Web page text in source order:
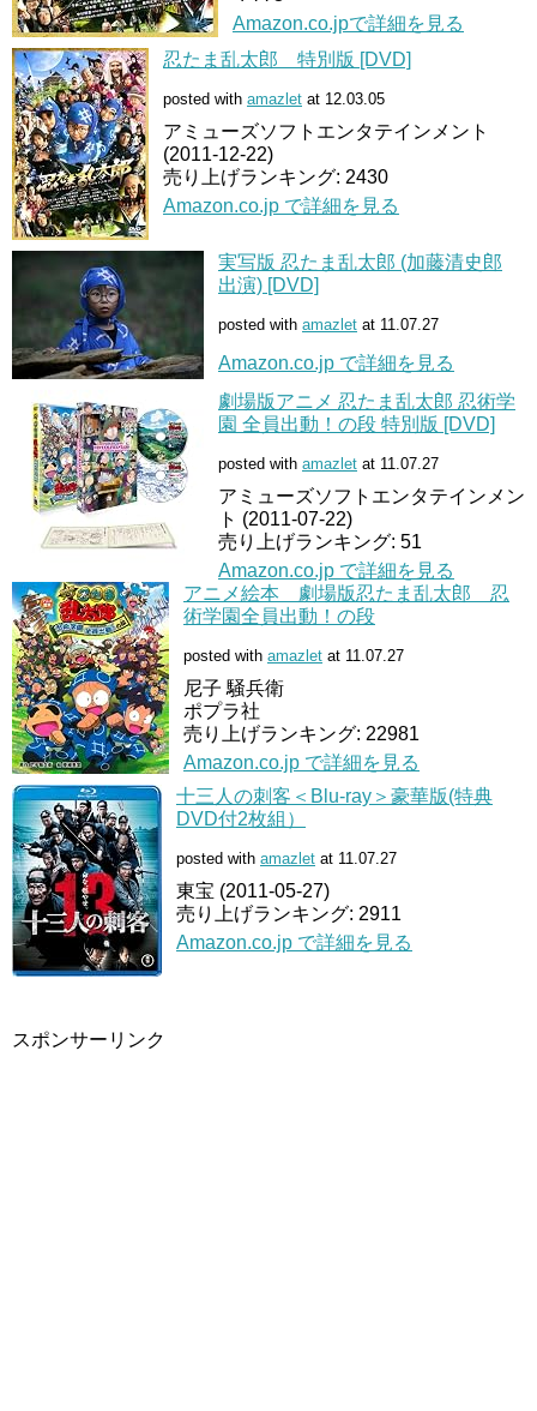
Amazon.co.jpで詳細を見る
忍たま乱太郎 特別版 [DVD]
posted with amazlet at 12.03.05
アミューズソフトエンタテインメント
(2011-12-22)
売り上げランキング: 2430
Amazon.co.jp で詳細を見る
実写版 忍たま乱太郎 (加藤清史郎
出演) [DVD]
posted with amazlet at 11.07.27
Amazon.co.jp で詳細を見る
劇場版アニメ 忍たま乱太郎 忍術学
園 全員出動！の段 特別版 [DVD]
posted with amazlet at 11.07.27
アミューズソフトエンタテインメン
ト (2011-07-22)
売り上げランキング: 51
Amazon.co.jp で詳細を見る
アニメ絵本 劇場版忍たま乱太郎 忍
術学園全員出動！の段
posted with amazlet at 11.07.27
尼子 騒兵衛
ポプラ社
売り上げランキング: 22981
Amazon.co.jp で詳細を見る
十三人の刺客＜Blu-ray＞豪華版(特典
DVD付2枚組）
posted with amazlet at 11.07.27
東宝 (2011-05-27)
売り上げランキング: 2911
Amazon.co.jp で詳細を見る
スポンサーリンク